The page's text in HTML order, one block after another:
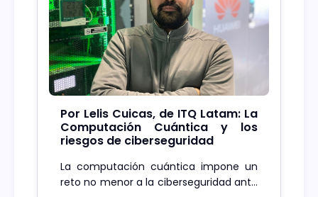
Por Lelis Cuicas, de ITQ Latam: La
Computación Cuántica y los
riesgos de ciberseguridad
La computación cuántica impone un
reto no menor a la ciberseguridad ante